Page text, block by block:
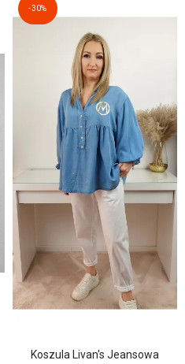
-30%
Koszula Livan's Jeansowa